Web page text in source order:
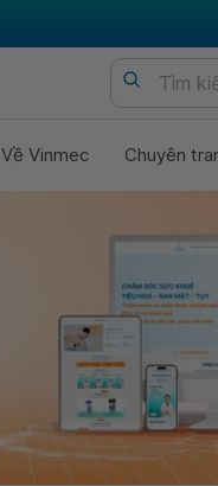
Về Vinmec Chuyên